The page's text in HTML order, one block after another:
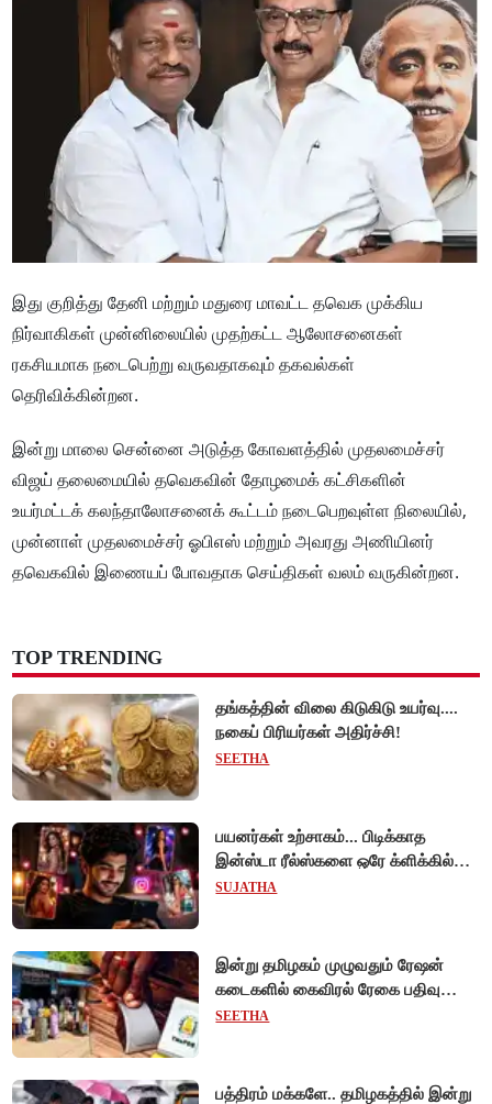
இது குறித்து தேனி மற்றும் மதுரை மாவட்ட தவெக முக்கிய
நிர்வாகிகள் முன்னிலையில் முதற்கட்ட ஆலோசனைகள்
ரகசியமாக நடைபெற்று வருவதாகவும் தகவல்கள்
தெரிவிக்கின்றன.
இன்று மாலை சென்னை அடுத்த கோவளத்தில் முதலமைச்சர்
விஜய் தலைமையில் தவெகவின் தோழமைக் கட்சிகளின்
உயர்மட்டக் கலந்தாலோசனைக் கூட்டம் நடைபெறவுள்ள நிலையில்,
முன்னாள் முதலமைச்சர் ஓபிஎஸ் மற்றும் அவரது அணியினர்
தவெகவில் இணையப் போவதாக செய்திகள் வலம் வருகின்றன.
TOP TRENDING
தங்கத்தின் விலை கிடுகிடு உயர்வு....
நகைப் பிரியர்கள் அதிர்ச்சி!
SEETHA
பயனர்கள் உற்சாகம்... பிடிக்காத
இன்ஸ்டா ரீல்ஸ்களை ஒரே க்ளிக்கில்
மாற்றியமைக்கலாம்!
SUJATHA
இன்று தமிழகம் முழுவதும் ரேஷன்
கடைகளில் கைவிரல் ரேகை பதிவு
சிறப்பு முகாம்!
SEETHA
பத்திரம் மக்களே.. தமிழகத்தில் இன்று